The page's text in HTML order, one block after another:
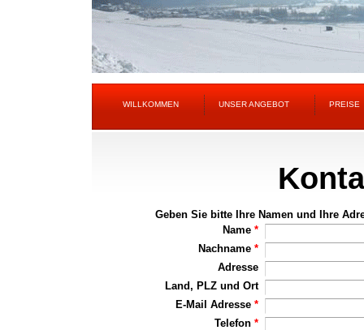
WILLKOMMEN UNSER ANGEBOT PREISE
Geben Sie bitte Ihre Namen und Ihre
Name *
Nachname *
Adresse
Land, PLZ und Ort
E-Mail Adresse *
Telefon *